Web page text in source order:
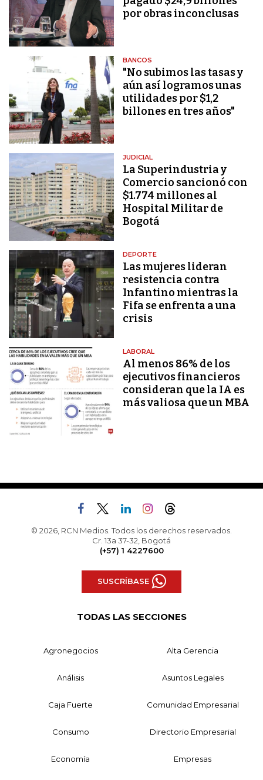
por obras inconclusas
BANCOS
"No subimos las tasas y
aún así logramos unas
utilidades por $1,2
billones en tres años"
JUDICIAL
La Superindustria y
Comercio sancionó con
$1.774 millones al
Hospital Militar de
Bogotá
DEPORTE
Las mujeres lideran
resistencia contra
Infantino mientras la
Fifa se enfrenta a una
crisis
LABORAL
Al menos 86% de los
ejecutivos financieros
consideran que la IA es
más valiosa que un MBA
© 2026, RCN Medios. Todos los derechos reservados.
Cr. 13a 37-32, Bogotá
(+57) 1 4227600
SUSCRÍBASE
TODAS LAS SECCIONES
Agronegocios Alta Gerencia
Análisis Asuntos Legales
Caja Fuerte Comunidad Empresarial
Consumo Directorio Empresarial
Economía Empresas